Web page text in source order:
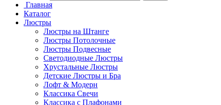
Главная
Каталог
Люстры
Люстры на Штанге
Люстры Потолочные
Люстры Подвесные
Светодиодные Люстры
Хрустальные Люстры
Детские Люстры и Бра
Лофт & Модерн
Классика Свечи
Классика с Плафонами